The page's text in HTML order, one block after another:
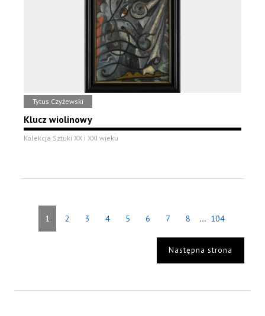
Tytus Czyżewski
Klucz wiolinowy
Kolekcja Sztuki XX i XXI wieku
1 2 3 4 5 6 7 8 ... 104
Następna strona